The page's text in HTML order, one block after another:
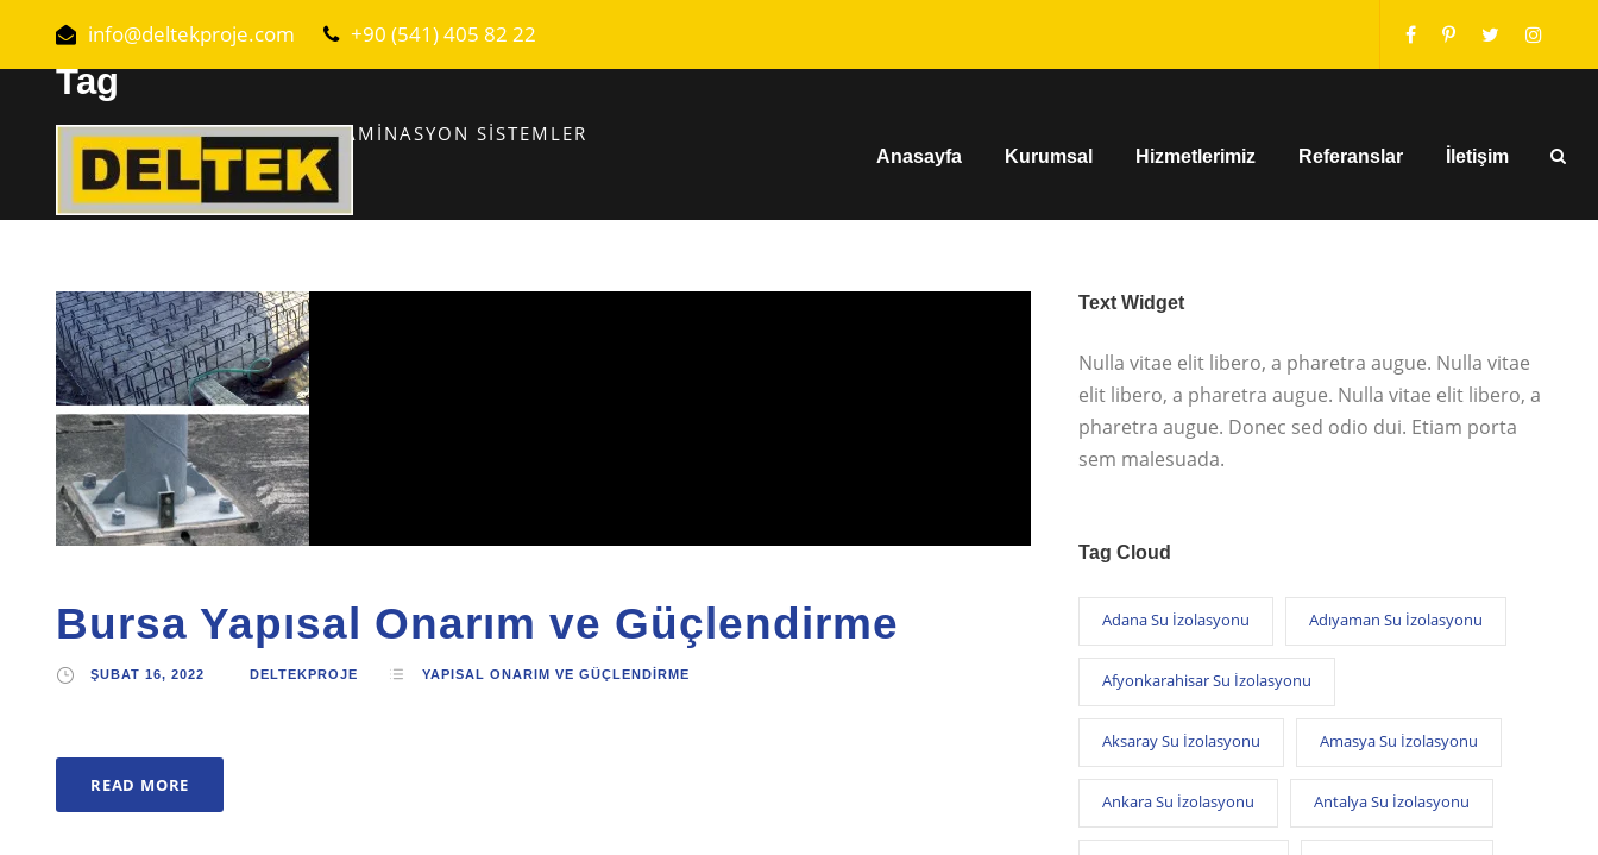
info@deltekproje.com +90 (541) 405 82 22
Anasayfa Kurumsal Hizmetlerimiz Referanslar İletişim
Tag
BURSA KARBON PLAKA VE LAMINASYON SISTEMLER
Bursa Yapısal Onarım ve Güçlendirme
ŞUBAT 16, 2022 DELTEKPROJE YAPISAL ONARIM VE GÜÇLENDIRME
READ MORE
Text Widget
Nulla vitae elit libero, a pharetra augue. Nulla vitae
elit libero, a pharetra augue. Nulla vitae elit libero, a
pharetra augue. Donec sed odio dui. Etiam porta
sem malesuada.
Tag Cloud
Adana Su İzolasyonu Adıyaman Su İzolasyonu
Afyonkarahisar Su İzolasyonu
Aksaray Su İzolasyonu Amasya Su İzolasyonu
Ankara Su İzolasyonu Antalya Su İzolasyonu